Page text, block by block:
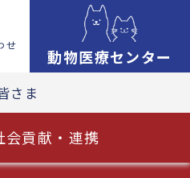
せ
動物医療センター
さま
会貢献・連携